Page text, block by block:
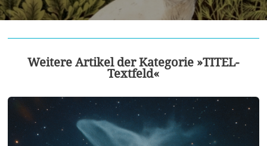
Weitere Artikel der Kategorie »TITEL-
Textfeld«